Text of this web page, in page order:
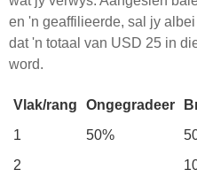
en 'n geaffilieerde, sal jy
dat 'n totaal van USD 25 in
word.
Vlak/rang Ongegradeer
1
50%
2